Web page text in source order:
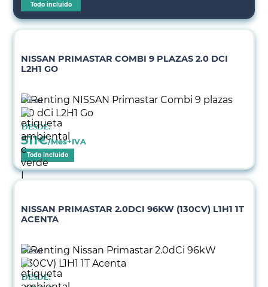
Todo incluido
NISSAN PRIMASTAR COMBI 9 PLAZAS 2.0 DCI
L2H1 GO
Diésel
Desde:
511€/Mes+IVA
Todo incluido
NISSAN PRIMASTAR 2.0DCI 96KW (130CV) L1H1 1T
ACENTA
Diésel
Desde: